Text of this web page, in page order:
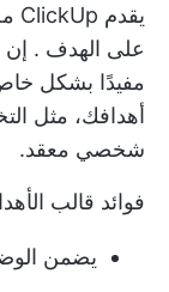
يقدم ClickUp مجموعة من
على الهدف . إن
مفيدًا بشكل
أهدافك، مثل
شخصي معقد.
فوائد قالب
يضمن